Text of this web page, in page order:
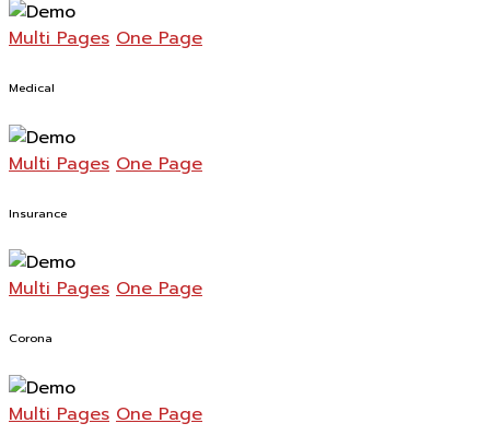
Multi Pages One Page
Medical
Multi Pages One Page
Insurance
Multi Pages One Page
Corona
Multi Pages One Page